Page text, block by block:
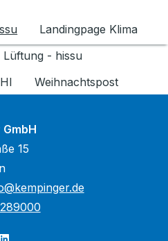
Landingpage Klima
Lüftung - hissu
Weihnachtspost
15